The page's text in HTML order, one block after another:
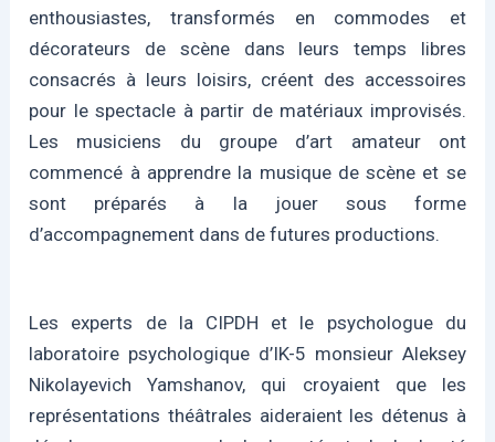
enthousiastes, transformés en commodes et
décorateurs de scène dans leurs temps libres
consacrés à leurs loisirs, créent des accessoires
pour le spectacle à partir de matériaux improvisés.
Les musiciens du groupe d’art amateur ont
commencé à apprendre la musique de scène et se
sont préparés à la jouer sous forme
d’accompagnement dans de futures productions.
Les experts de la CIPDH et le psychologue du
laboratoire psychologique d’IK-5 monsieur Aleksey
Nikolayevich Yamshanov, qui croyaient que les
représentations théâtrales aideraient les détenus à